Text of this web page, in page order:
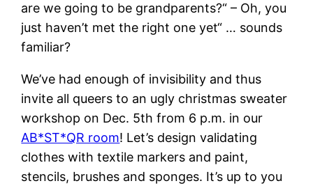
are we going to be grandparents?“ – Oh, you
just haven’t met the right one yet“ … sounds
familiar?
We’ve had enough of invisibility and thus
invite all queers to an ugly christmas sweater
workshop on Dec. 5th from 6 p.m. in our
AB*ST*QR room! Let’s design validating
clothes with textile markers and paint,
stencils, brushes and sponges. It’s up to you